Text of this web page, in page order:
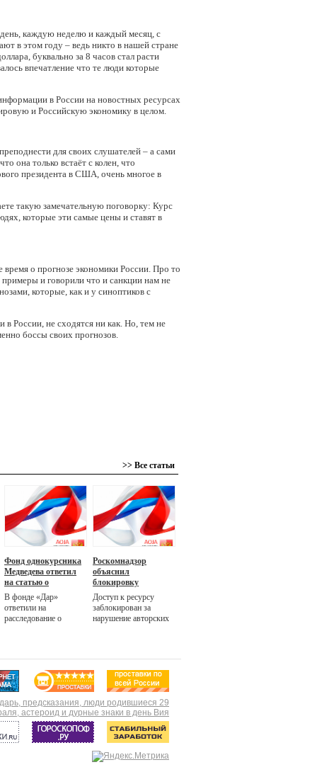
каждую неделю и каждый месяц, с
в этом году – ведь никто в нашей стране
буквально за 8 часов стал расти
впечатление что те люди которые
в России на новостных ресурсах
и Российскую экономику в целом.
для своих слушателей – а сами
она только встаёт с колен, что
президента в США, очень многое в
такую замечательную поговорку: Курс
которые эти самые цены и ставят в
о прогнозе экономики России. Про то
примеры и говорили что и санкции нам не
которые, как и у синоптиков с
в России, не сходятся ни как. Но, тем не
боссы своих прогнозов.
>> Все статьи
Фонд однокурсника
Медведева ответил
на статью о
«ривьере» для
премьера
В фонде «Дар»
ответили на
расследование о
Дмитрия Медведева
площадью 16 га.
Участок был куплен,
но на нем ничего не
строится, заявили в
фонде
Роскомнадзор
объяснил
блокировку
«Компромат.ру»
Доступ к ресурсу
заблокирован за
нарушение авторских
заявили РБК в
Роскомнадзоре. На
момент публикации
одно из зеркал сайта
оставалось доступным